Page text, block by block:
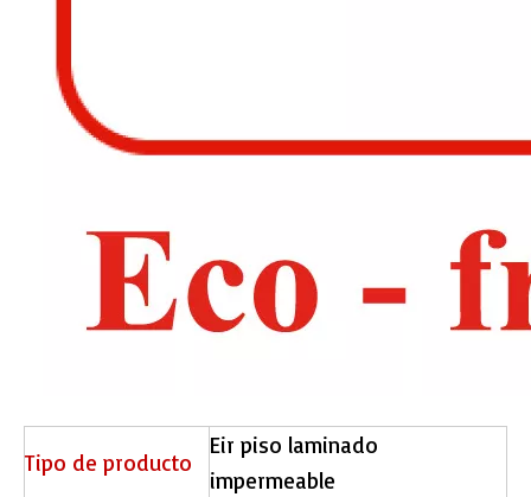
Tipo de producto
Eir piso laminado
impermeable